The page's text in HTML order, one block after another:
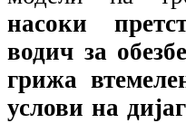
насоки
водич за
грижа
услови на